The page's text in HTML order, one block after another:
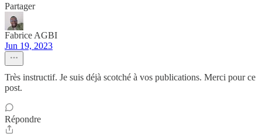
Partager
Fabrice AGBI
Jun 19, 2023
Très instructif. Je suis déjà scotché à vos publications. Merci pour ce
post.
Répondre